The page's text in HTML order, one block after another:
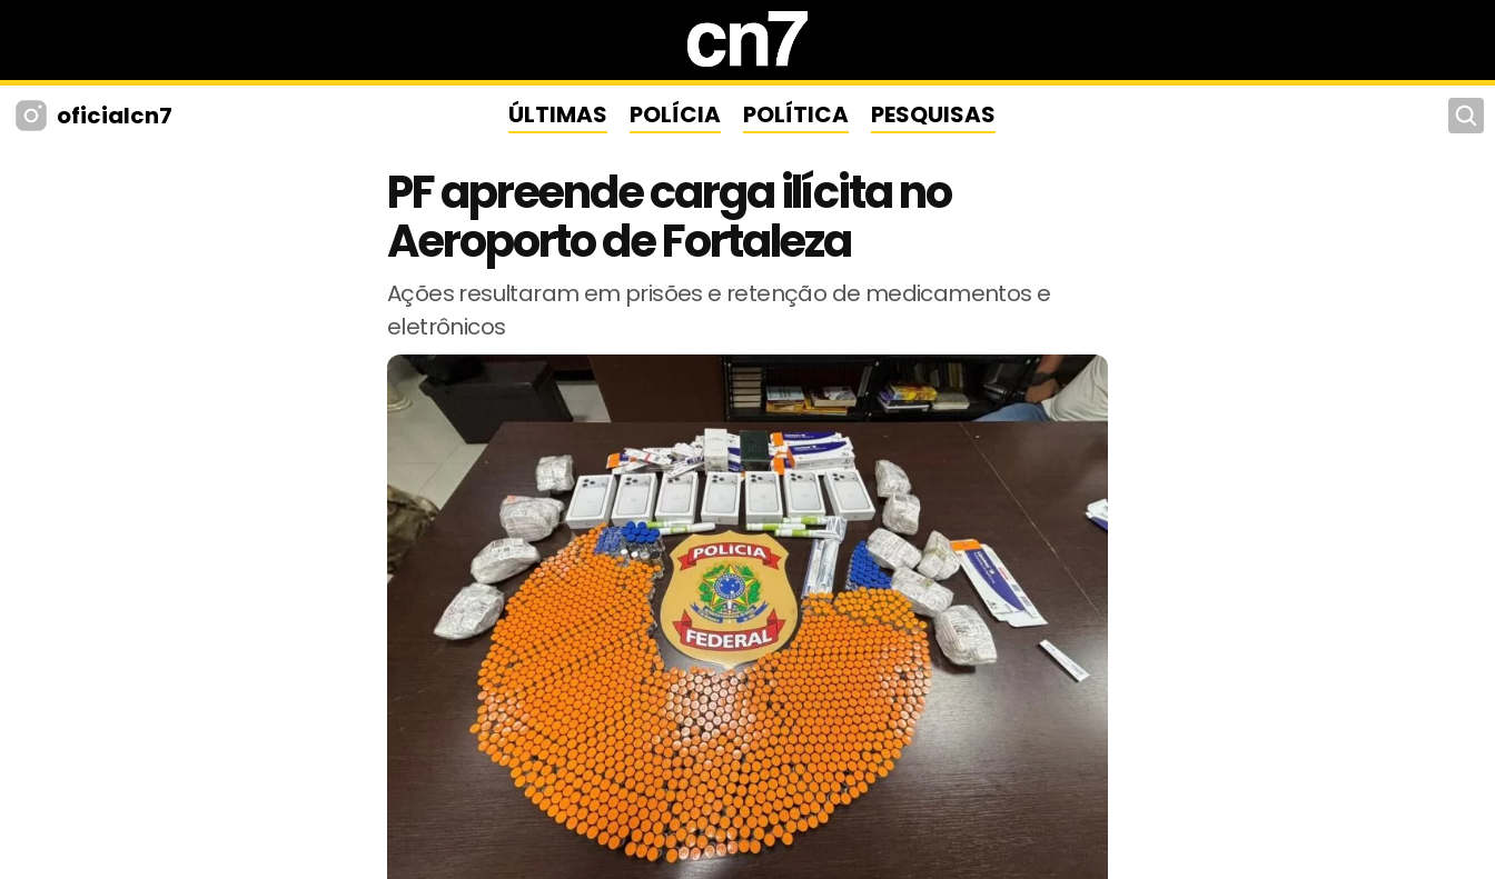
oficialcn7 ÚLTIMAS POLÍCIA POLÍTICA PESQUISAS
PF apreende carga ilícita no
Aeroporto de Fortaleza
Ações resultaram em prisões e retenção de medicamentos e
eletrônicos